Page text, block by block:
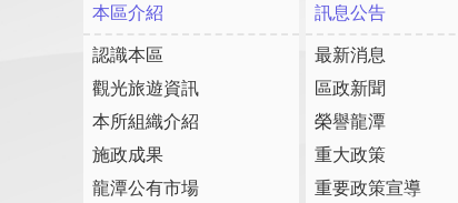
本區介紹
認識本區
觀光旅遊資訊
本所組織介紹
施政成果
龍潭公有市場
訊息公告
最新消息
區政新聞
榮譽龍潭
重大政策
重要政策宣導